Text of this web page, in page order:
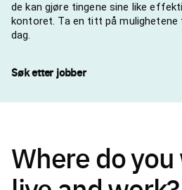
de kan gjøre tingene sine like
kontoret. Ta en titt på
dag.
Søk etter jobber
Where do